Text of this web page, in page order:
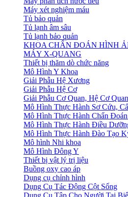
Máy xét nghiệm máu
Tủ bảo quản
Tủ lạnh âm sâu
Tủ lạnh bảo quản
KHOA CHẨN ĐOÁN HÌNH
MÁY X-QUANG
Thiết bị thăm dò chức năng
Mô Hình Y Khoa
Giải Phẫu Hệ Xương
Giải Phẫu Hệ Cơ
Giải Phẫu Cơ Quan, Hệ Cơ Quan
Mô Hình Thực Hành Sơ Cứu,
Mô Hình Thực Hành Chẩn
Mô Hình Thực Hành Điều
Mô Hình Thực Hành Đào Tạo
Mô hình Nhi khoa
Mô Hình Đông Y
Thiết bị vật lý trị liệu
Buồng oxy cao áp
Dụng cụ chỉnh hình
Dụng Cụ Tác Động Cột Sống
Dụng Cụ Tập Cho Người Tai